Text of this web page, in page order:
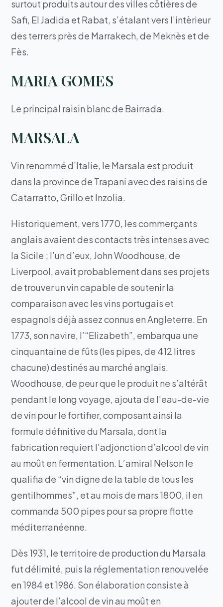
surtout produits autour des villes côtières de
Safi, El Jadida et Rabat, s’étalant vers l’intèrieur
des terrers près de Marrakech, de Meknès et de
Fès.
MARIA GOMES
Le principal raisin blanc de Bairrada.
MARSALA
Vin renommé d’Italie, le Marsala est produit
dans la province de Trapani avec des raisins de
Catarratto, Grillo et Inzolia.
Historiquement, vers 1770, les commerçants
anglais avaient des contacts très intenses avec
la Sicile ; l’un d’eux, John Woodhouse, de
Liverpool, avait probablement dans ses projets
de trouver un vin capable de soutenir la
comparaison avec les vins portugais et
espagnols déjà assez connus en Angleterre. En
1773, son navire, l’“Elizabeth”, embarqua une
cinquantaine de fûts (les pipes, de 412 litres
chacune) destinés au marché anglais.
Woodhouse, de peur que le produit ne s’altérât
pendant le long voyage, ajouta de l’eau-de-vie
de vin pour le fortifier, composant ainsi la
formule définitive du Marsala, dont la
fabrication requiert l’adjonction d’alcool de vin
au moût en fermentation. L’amiral Nelson le
qualifia de “vin digne de la table de tous les
gentilhommes”, et au mois de mars 1800, il en
commanda 500 pipes pour sa propre flotte
méditerranéenne.
Dès 1931, le territoire de production du Marsala
fut délimité, puis la réglementation renouvelée
en 1984 et 1986. Son élaboration consiste à
ajouter de l’alcool de vin au moût en